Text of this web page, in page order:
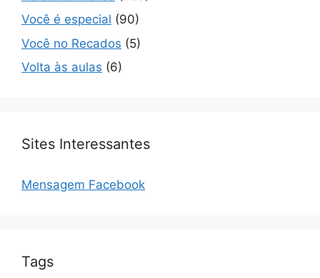
Você é especial (90)
Você no Recados (5)
Volta às aulas (6)
Sites Interessantes
Mensagem Facebook
Tags